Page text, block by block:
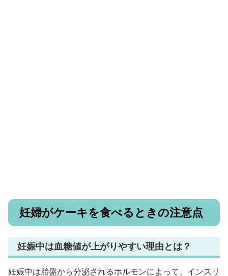
妊婦がケーキを食べるときの注意点
妊娠中は血糖値が上がりやすい理由とは？
妊娠中は胎盤から分泌されるホルモンによって、インスリ